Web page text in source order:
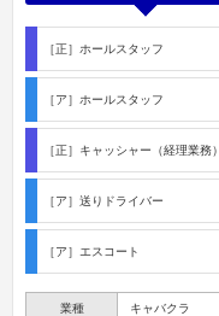
［正］ホールスタッフ
［ア］ホールスタッフ
［正］キャッシャー（経理業務）
［ア］送りドライバー
［ア］エスコート
業種 キャバクラ